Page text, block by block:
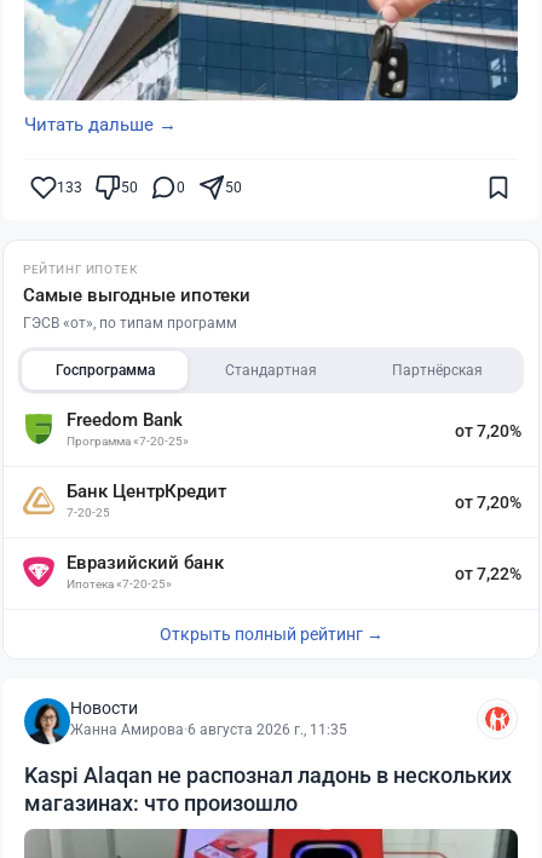
Читать дальше →
133 50 0 50
РЕЙТИНГ ИПОТЕК
Самые выгодные ипотеки
ГЭСВ «от», по типам программ
Госпрограмма Стандартная Партнёрская
Freedom Bank
Программа «7-20-25»
от 7,20%
Банк ЦентрКредит
7-20-25
от 7,20%
Евразийский банк
Ипотека «7-20-25»
от 7,22%
Открыть полный рейтинг →
Новости
Жанна Амирова·6 августа 2026 г., 11:35
Kaspi Alaqan не распознал ладонь в нескольких
магазинах: что произошло